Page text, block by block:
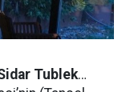
Tublek…